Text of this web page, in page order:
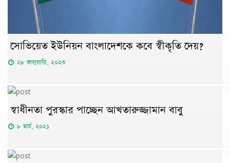
সোভিয়েত ইউনিয়ন বাংলাদেশকে কবে স্বীকৃতি দেয়?
২৮ জানুয়ারি, ২০২৩
স্বাধীনতা পুরস্কার পাচ্ছেন আখতারুজ্জামান বাবু
৮ মার্চ, ২০২১